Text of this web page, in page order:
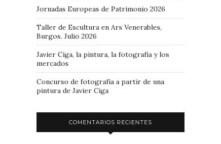
Jornadas Europeas de Patrimonio 2026
Taller de Escultura en Ars Venerables,
Burgos. Julio 2026
Javier Ciga, la pintura, la fotografía y los
mercados
Concurso de fotografía a partir de una
pintura de Javier Ciga
COMENTARIOS RECIENTES